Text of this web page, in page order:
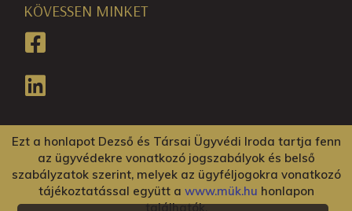
KÖVESSEN MINKET
Ezt a honlapot Dezső és Társai Ügyvédi Iroda tartja fenn
az ügyvédekre vonatkozó jogszabályok és belső
szabályzatok szerint, melyek az ügyféljogokra vonatkozó
tájékoztatással együtt a www.mük.hu honlapon
találhatók.